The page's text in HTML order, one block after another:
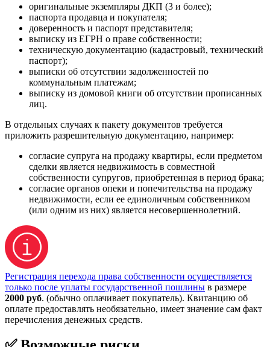
оригинальные экземпляры ДКП (3 и более);
паспорта продавца и покупателя;
доверенность и паспорт представителя;
выписку из ЕГРН о праве собственности;
техническую документацию (кадастровый, технический
паспорт);
выписки об отсутствии задолженностей по
коммунальным платежам;
выписку из домовой книги об отсутствии прописанных
лиц.
В отдельных случаях к пакету документов требуется
приложить разрешительную документацию, например:
согласие супруга на продажу квартиры, если предметом
сделки является недвижимость в совместной
собственности супругов, приобретенная в период брака;
согласие органов опеки и попечительства на продажу
недвижимости, если ее единоличным собственником
(или одним из них) является несовершеннолетний.
Регистрация перехода права собственности осуществляется
только после уплаты государственной пошлины в размере
2000 руб. (обычно оплачивает покупатель). Квитанцию об
оплате предоставлять необязательно, имеет значение сам факт
перечисления денежных средств.